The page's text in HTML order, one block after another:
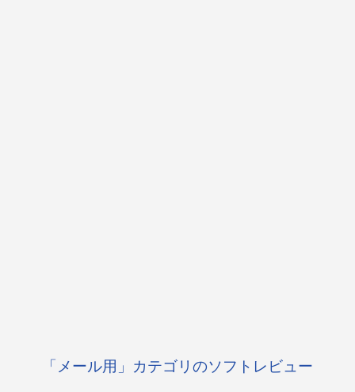
「メール用」カテゴリのソフトレビュー